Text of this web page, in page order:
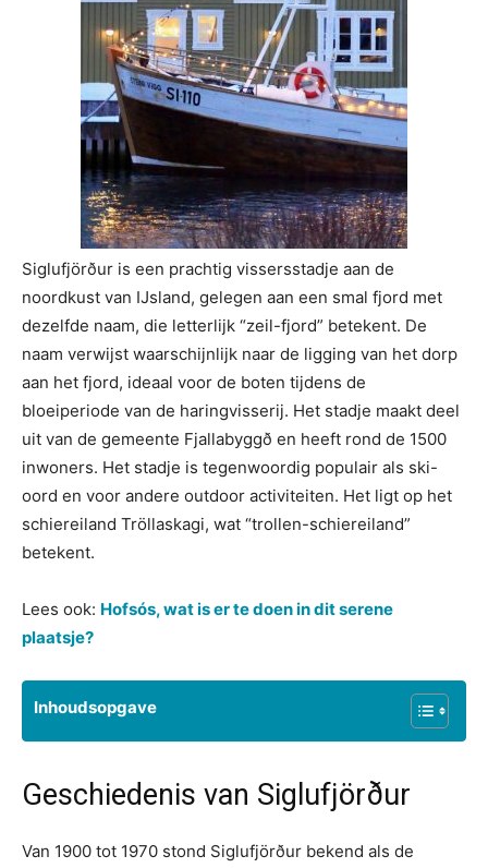
Siglufjörður is een prachtig vissersstadje aan de
noordkust van IJsland, gelegen aan een smal fjord met
dezelfde naam, die letterlijk “zeil-fjord” betekent. De
naam verwijst waarschijnlijk naar de ligging van het dorp
aan het fjord, ideaal voor de boten tijdens de
bloeiperiode van de haringvisserij. Het stadje maakt deel
uit van de gemeente Fjallabyggð en heeft rond de 1500
inwoners. Het stadje is tegenwoordig populair als ski-
oord en voor andere outdoor activiteiten. Het ligt op het
schiereiland Tröllaskagi, wat “trollen-schiereiland”
betekent.
Lees ook: Hofsós, wat is er te doen in dit serene
plaatsje?
Inhoudsopgave
Geschiedenis van Siglufjörður
Van 1900 tot 1970 stond Siglufjörður bekend als de